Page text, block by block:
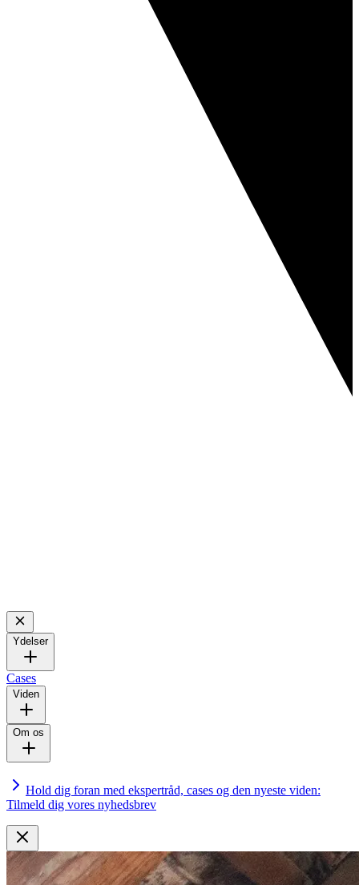
Ydelser
Cases
Viden
Om os
Hold dig foran med ekspertråd, cases og den nyeste viden:
Tilmeld dig vores nyhedsbrev